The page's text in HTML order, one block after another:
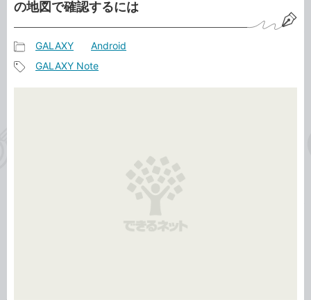
の地図で確認するには
事
カ
GALAXY Android
GALAXY Note